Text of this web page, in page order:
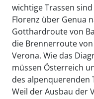
wichtige Trassen
Florenz über Genua
Gotthardroute von
die Brennerroute
Verona. Wie das
müssen Österreich
des alpenquerenden
Weil der Ausbau der